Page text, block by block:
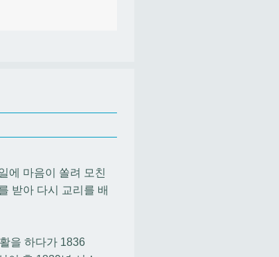
에 마음이 쏠려 모친
받아 다시 교리를 배
을 하다가 1836